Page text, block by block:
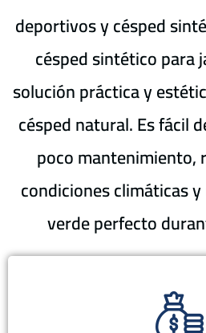
deportivos y césped
césped sintético para
solución práctica y
césped natural. Es fácil
poco mantenimiento,
condiciones climáticas
verde perfecto